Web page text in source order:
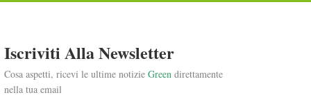
Iscriviti Alla Newsletter
Cosa aspetti, ricevi le ultime notizie Green direttamente
nella tua email